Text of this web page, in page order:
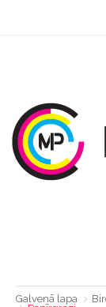
Galvenā lapa